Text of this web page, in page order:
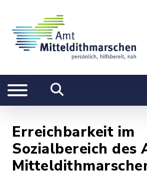
Erreichbarkeit im
Sozialbereich des